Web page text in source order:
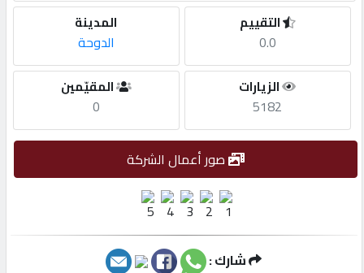
مطلوب
طلب
الاحصائيات
المدينة
الدوحة
التقييم
0.0
المقيّمين
0
الزيارات
5182
صور أعمال الشركة
شارك :